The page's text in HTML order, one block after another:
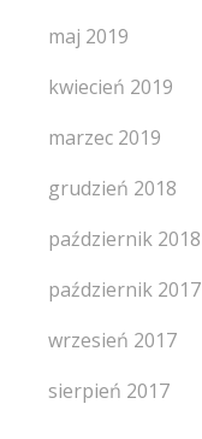
maj 2019
kwiecień 2019
marzec 2019
grudzień 2018
październik 2018
październik 2017
wrzesień 2017
sierpień 2017